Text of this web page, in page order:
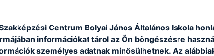
rendelt tantárgyak és témakörök óraszámát
szakmai tartalmának leírását, valamint a
szakmai oktatás kötelező foglalkozásainak
illetve ajánlásként szolgál a szakképző
Centrum Bolyai János Általános Iskola
információkat tárol az Ön böngészésre
személyes adatnak minősülhetnek. Az